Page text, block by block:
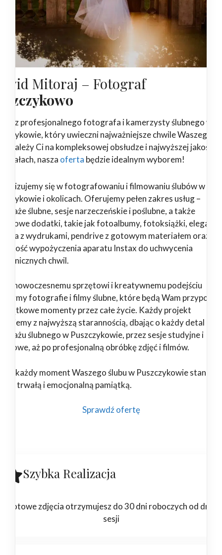
Mitoraj – Fotograf
profesjonalnego fotografa i kamerzysty ślubnego w
który uwieczni najważniejsze chwile Waszego
zależy Ci na kompleksowej obsłudze i najwyższej jakości
nasza oferta będzie idealnym wyborem!
się w fotografowaniu i filmowaniu ślubów w
i okolicach. Oferujemy pełen zakres usług –
ślubne, sesje narzeczeńskie i poślubne, a także
dodatki, takie jak fotoalbumy, fotoksiążki,
z wydrukami, pendrive z gotowym materiałem oraz
wypożyczenia aparatu Instax do uchwycenia
chwil.
nowoczesnemu sprzętowi i kreatywnemu podejściu
fotografie i filmy ślubne, które będą Wam
momenty przez całe życie. Każdy projekt
z najwyższą starannością, dbając o każdy detal – od
ślubnego w Puszczykowie, przez sesje studyjne i
aż po profesjonalną obróbkę zdjęć i filmów.
każdy moment Waszego ślubu w Puszczykowie stanie
trwałą i emocjonalną pamiątką.
Sprawdź ofertę
Szybka Realizacja
Gotowe zdjęcia otrzymujesz do 30 dni roboczych od dnia
sesji